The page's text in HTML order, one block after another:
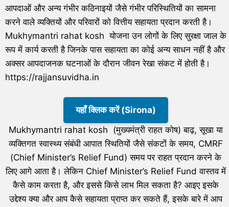
आपदाओं और अन्य गंभीर कठिनाइयों जैसे गंभीर परिस्थितियों का सामना
करने वाले व्यक्तियों और परिवारों को वित्तीय सहायता प्रदान करती है।
Mukhymantri rahat kosh योजना उन लोगों के लिए सुरक्षा जाल के
रूप में कार्य करती है जिनके पास सहायता का कोई अन्य साधन नहीं है और
अक्सर आपदाजनक घटनाओं के दौरान जीवन रेखा संकट में होती है।
https://rajjansuvidha.in
यहाँ क्लिक करें (Sirona)
Mukhymantri rahat kosh (मुख्यमंत्री राहत कोष) बाढ़, सूखा या
व्यक्तिगत स्वास्थ्य संबंधी आपात स्थितियों जैसे संकटों के समय, CMRF
(Chief Minister’s Relief Fund) समय पर राहत प्रदान करने के
लिए आगे आता है। लेकिन Chief Minister’s Relief Fund वास्तव में
कैसे काम करता है, और इससे किसे लाभ मिल सकता है? आइए इसके
उद्देश्य क्या और आप कैसे सहायता प्राप्त कर सकते हैं, इसके बारे में आप